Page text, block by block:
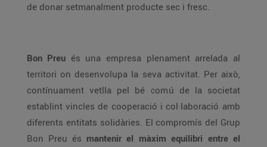
de donar setmanalment producte sec i fresc.
Bon Preu és una empresa plenament arrelada al
territori on desenvolupa la seva activitat. Per això,
contínuament vetlla pel bé comú de la societat
establint vincles de cooperació i col·laboració amb
diferents entitats solidàries. El compromís del Grup
Bon Preu és mantenir el màxim equilibri entre el